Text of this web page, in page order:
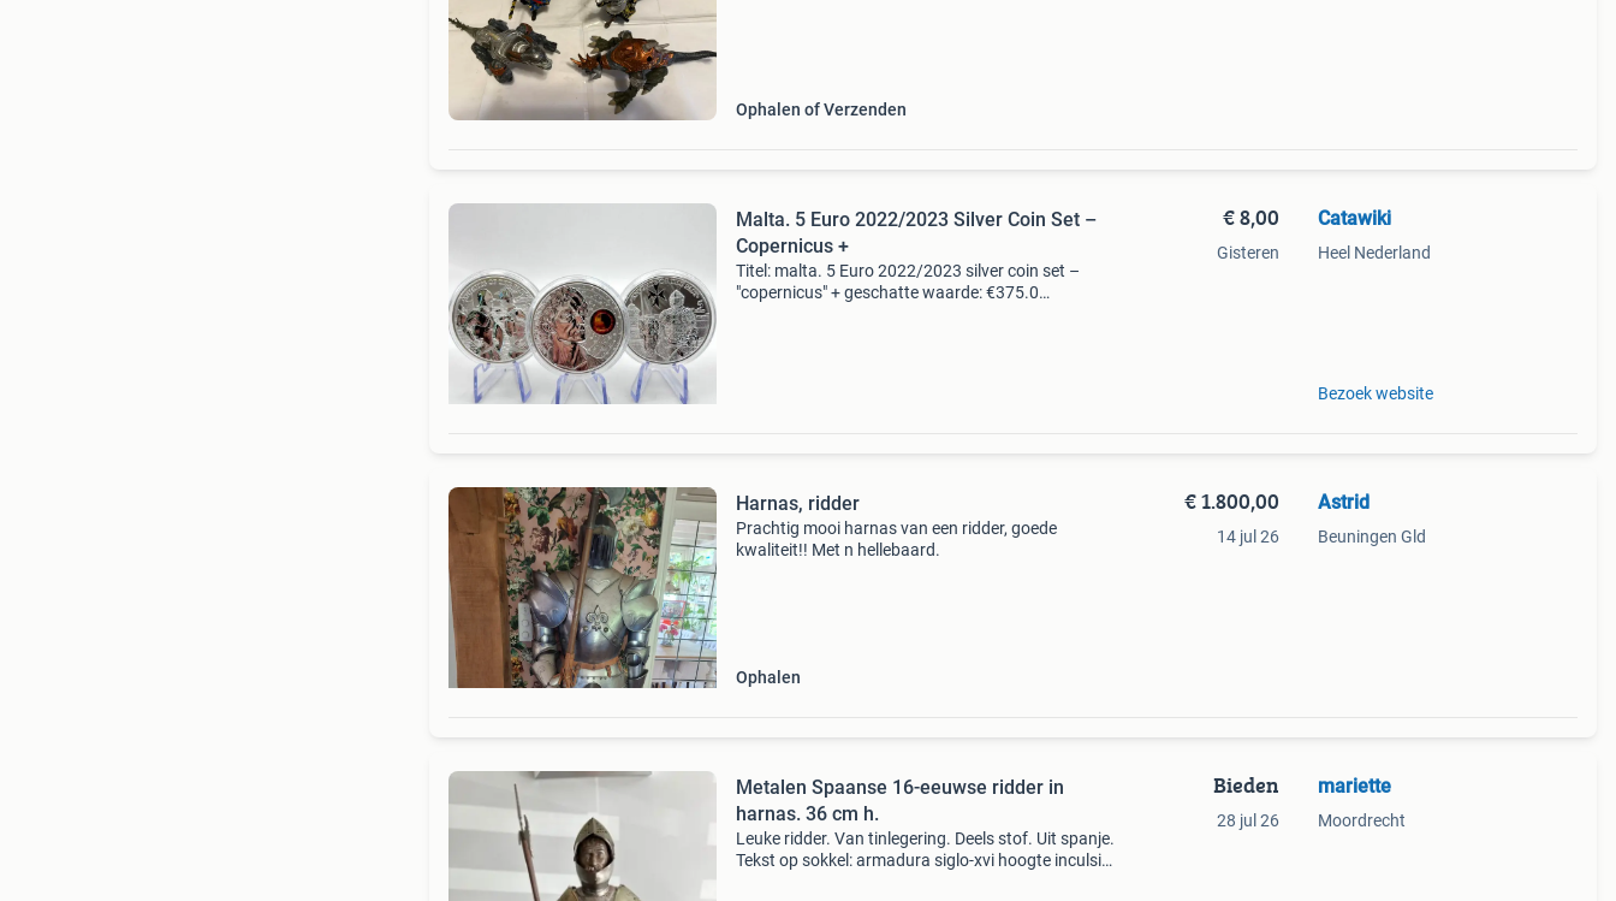
Ophalen of Verzenden
Malta. 5 Euro 2022/2023 Silver Coin Set –
Copernicus +
Titel: malta. 5 Euro 2022/2023 silver coin set –
"copernicus" + geschatte waarde: €375.0
€ 8,00
Gisteren
Catawiki
Heel Nederland
Bezoek website
Harnas, ridder
Prachtig mooi harnas van een ridder, goede
kwaliteit!! Met n hellebaard.
Ophalen
€ 1.800,00
14 jul 26
Astrid
Beuningen Gld
Metalen Spaanse 16-eeuwse ridder in
harnas. 36 cm h.
Leuke ridder. Van tinlegering. Deels stof. Uit spanje.
Tekst op sokkel: armadura siglo-xvi hoogte inculsief
Bieden
28 jul 26
mariette
Moordrecht